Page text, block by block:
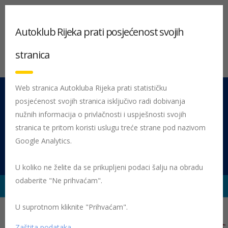
051 212 442 Centrala
Pon - Pet 08:00 - 16:00
Rujevica 9/1, 51000 Rijeka
Početna Posljednje objavljene novosti
Autoklub Rijeka prati posjećenost svojih
stranica
Web stranica Autokluba Rijeka prati statističku
posjećenost svojih stranica isključivo radi dobivanja
nužnih informacija o privlačnosti i uspješnosti svojih
stranica te pritom koristi uslugu treće strane pod nazivom
Google Analytics.
U koliko ne želite da se prikupljeni podaci šalju na obradu
odaberite "Ne prihvaćam".
U suprotnom kliknite "Prihvaćam".